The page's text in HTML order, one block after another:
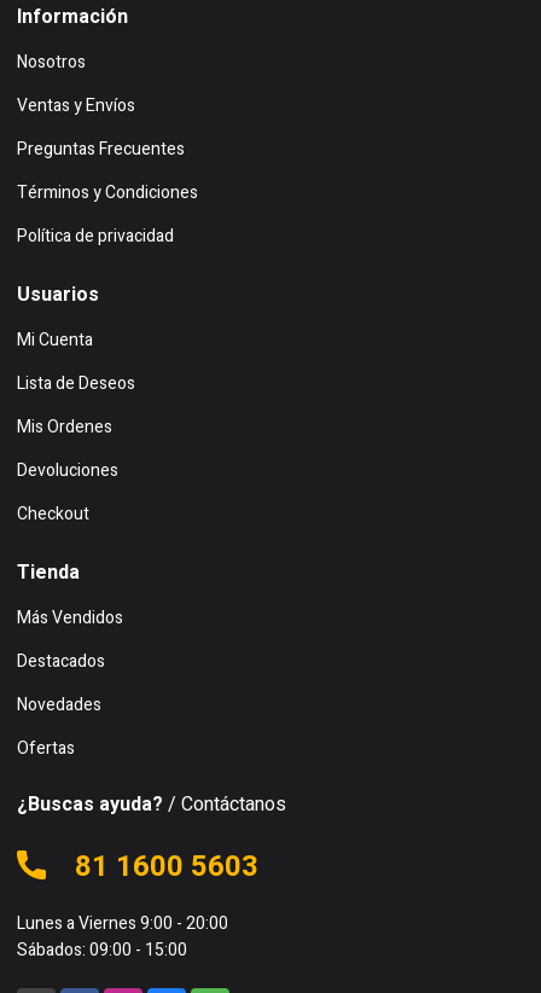
Información
Nosotros
Ventas y Envíos
Preguntas Frecuentes
Términos y Condiciones
Política de privacidad
Usuarios
Mi Cuenta
Lista de Deseos
Mis Ordenes
Devoluciones
Checkout
Tienda
Más Vendidos
Destacados
Novedades
Ofertas
¿Buscas ayuda? / Contáctanos
81 1600 5603
Lunes a Viernes 9:00 - 20:00
Sábados: 09:00 - 15:00